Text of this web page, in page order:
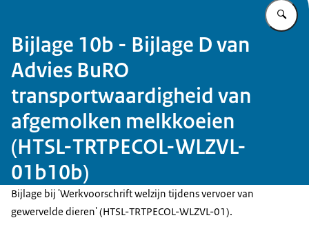
Bijlage 10b - Bijlage D van
Advies BuRO
transportwaardigheid van
afgemolken melkkoeien
(HTSL-TRTPECOL-WLZVL-
01b10b)
Bijlage bij 'Werkvoorschrift welzijn tijdens vervoer van
gewervelde dieren' (HTSL-TRTPECOL-WLZVL-01).